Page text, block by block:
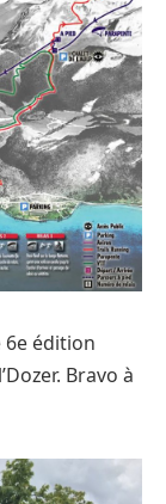
6e édition
Bravo à